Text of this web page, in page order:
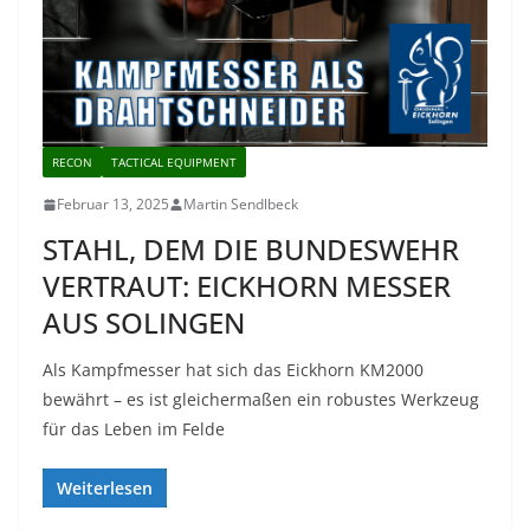
RECON TACTICAL EQUIPMENT
Februar 13, 2025 Martin Sendlbeck
STAHL, DEM DIE BUNDESWEHR
VERTRAUT: EICKHORN MESSER
AUS SOLINGEN
Als Kampfmesser hat sich das Eickhorn KM2000
bewährt – es ist gleichermaßen ein robustes Werkzeug
für das Leben im Felde
Weiterlesen